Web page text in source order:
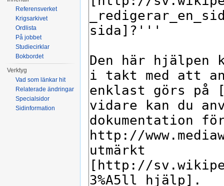
Referensverket
Krigsarkivet
Ordlista
På jobbet
Studiecirklar
Bokbordet
Verktyg
Vad som länkar hit
Relaterade ändringar
Specialsidor
Sidinformation